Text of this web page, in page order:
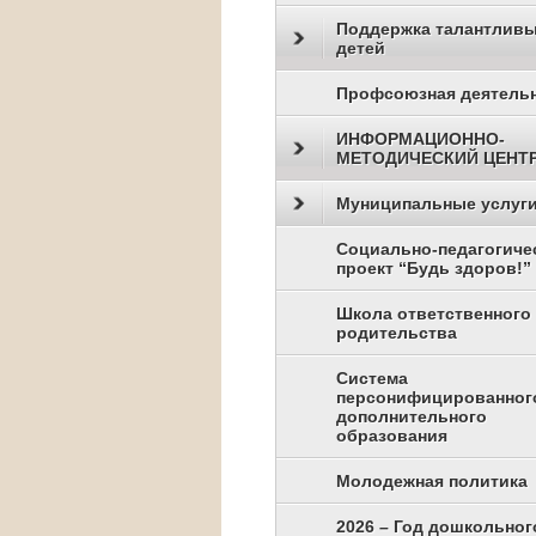
Поддержка
детей
Профсоюзная
ИНФОРМАЦИОННО-
МЕТОДИЧЕСКИЙ
Муниципальные услуги
Социально-
проект “Будь здоров!”
Школа ответственного
родительства
Система
дополнительного
образования
Молодежная политика
2026 – Год